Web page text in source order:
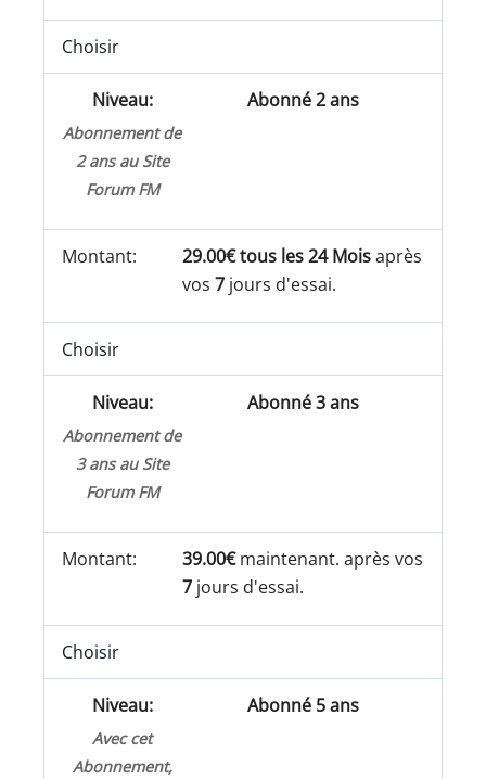
Choisir
Abonné 2 ans
Abonnement de
2 ans au Site
Forum FM
29.00€ tous les 24 Moisaprès
vos7 jours d'essai.
Choisir
Abonné 3 ans
Abonnement de
3 ans au Site
Forum FM
39.00€maintenant. après vos
7 jours d'essai.
Choisir
Abonné 5 ans
Avec cet
Abonnement,